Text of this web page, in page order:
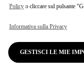
Policy o cliccare sul pulsante
Informativa sulla Privacy
GESTISCI LE MIE